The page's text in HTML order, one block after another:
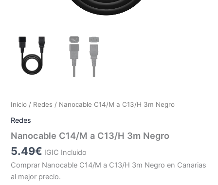
Inicio / Redes / Nanocable C14/M a C13/H 3m Negro
Redes
Nanocable C14/M a C13/H 3m Negro
5.49€ IGIC Incluido
Comprar Nanocable C14/M a C13/H 3m Negro en Canarias
al mejor precio.